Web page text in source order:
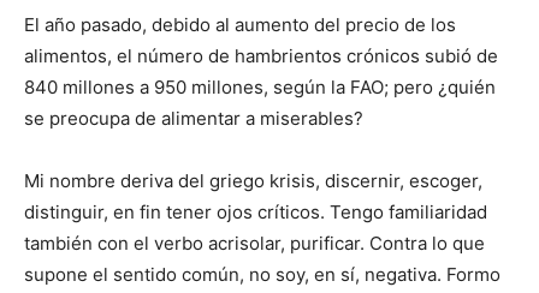
El año pasado, debido al aumento del precio de los
alimentos, el número de hambrientos crónicos subió de
840 millones a 950 millones, según la FAO; pero ¿quién
se preocupa de alimentar a miserables?
Mi nombre deriva del griego krisis, discernir, escoger,
distinguir, en fin tener ojos críticos. Tengo familiaridad
también con el verbo acrisolar, purificar. Contra lo que
supone el sentido común, no soy, en sí, negativa. Formo